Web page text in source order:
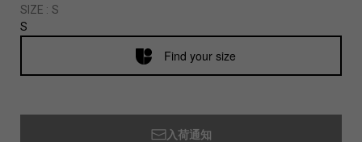
SIZE : S
S
Find your size
入荷通知